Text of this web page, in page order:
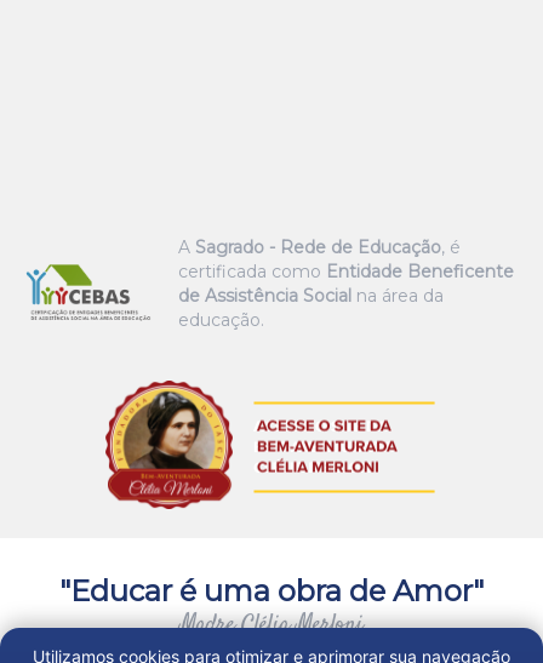
A Sagrado - Rede de Educação, é
certificada como Entidade Beneficente
de Assistência Social na área da
educação.
"Educar é uma obra de Amor"
Madre Clélia Merloni
Utilizamos cookies para otimizar e aprimorar sua navegação